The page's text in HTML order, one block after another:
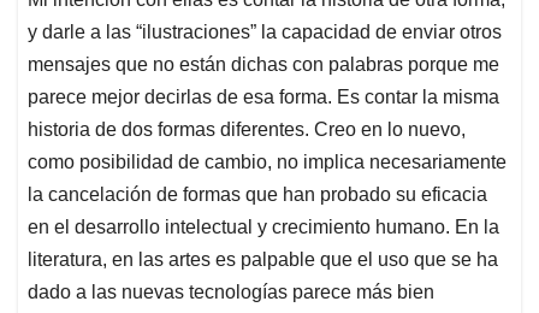
y darle a las “ilustraciones” la capacidad de enviar otros
mensajes que no están dichas con palabras porque me
parece mejor decirlas de esa forma. Es contar la misma
historia de dos formas diferentes. Creo en lo nuevo,
como posibilidad de cambio, no implica necesariamente
la cancelación de formas que han probado su eficacia
en el desarrollo intelectual y crecimiento humano. En la
literatura, en las artes es palpable que el uso que se ha
dado a las nuevas tecnologías parece más bien